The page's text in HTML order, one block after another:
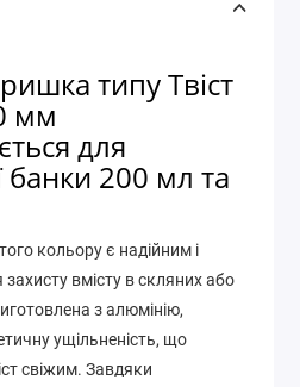
типу Твіст
мм
для
200 мл та
кольору є надійним і
вмісту в скляних або
з алюмінію,
ущільненість, що
свіжим. Завдяки